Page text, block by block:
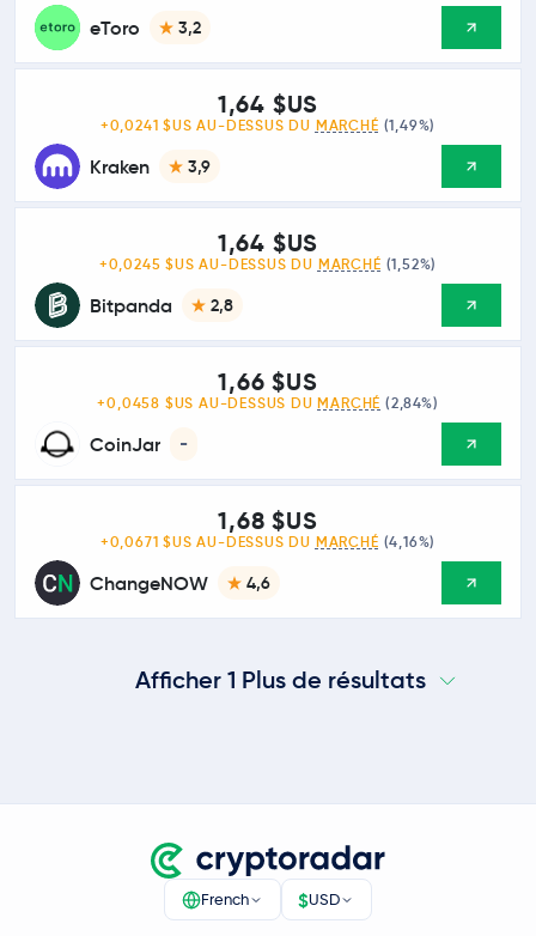
eToro 3,2
Kraken 3,9
1,64 $US
+0,0241 $US AU-DESSUS DU MARCHÉ (1,49%)
Bitpanda 2,8
1,64 $US
+0,0245 $US AU-DESSUS DU MARCHÉ (1,52%)
CoinJar -
1,66 $US
+0,0458 $US AU-DESSUS DU MARCHÉ (2,84%)
ChangeNOW 4,6
1,68 $US
+0,0671 $US AU-DESSUS DU MARCHÉ (4,16%)
Afficher 1 Plus de résultats
French $USD